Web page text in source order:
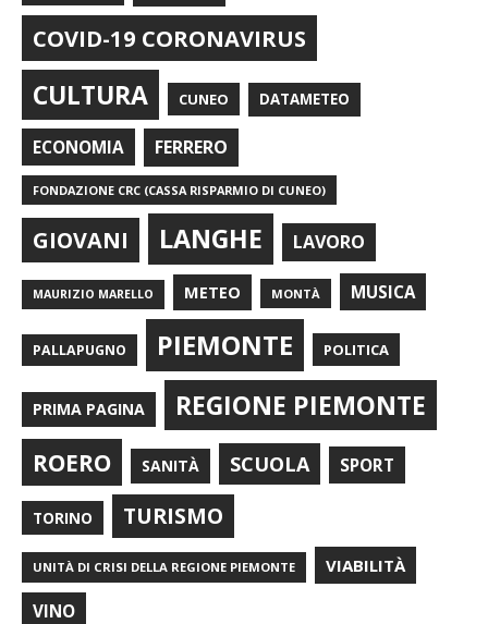
COVID-19 CORONAVIRUS
CULTURA CUNEO DATAMETEO
ECONOMIA FERRERO
FONDAZIONE CRC (CASSA RISPARMIO DI CUNEO)
GIOVANI LANGHE LAVORO
MAURIZIO MARELLO METEO MONTÀ MUSICA
PALLAPUGNO PIEMONTE POLITICA
PRIMA PAGINA REGIONE PIEMONTE
ROERO SANITÀ SCUOLA SPORT
TORINO TURISMO
UNITÀ DI CRISI DELLA REGIONE PIEMONTE VIABILITÀ
VINO